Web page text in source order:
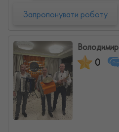
Запропонувати роботу
Володимир
0